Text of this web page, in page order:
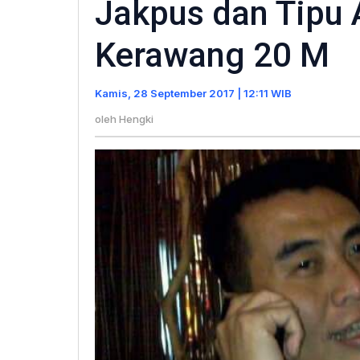
DPRD
20
M
Jakpus dan Tipu
Kerawang 20 M
Kamis, 28 September 2017 | 12:11 WIB
oleh Hengki